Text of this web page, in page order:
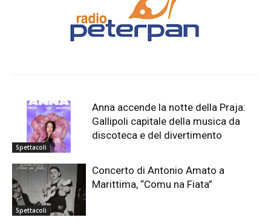
Spettacoli
Anna accende la notte della Praja:
Gallipoli capitale della musica da
discoteca e del divertimento
Spettacoli
Concerto di Antonio Amato a
Marittima, “Comu na Fiata”